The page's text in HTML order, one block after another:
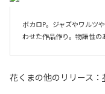
ボカロP。ジャズやワルツ
わせた作品作り。物語性の
花くまの他のリリース：